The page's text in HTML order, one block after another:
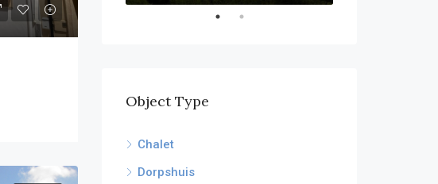
Object Type
Chalet
Dorpshuis